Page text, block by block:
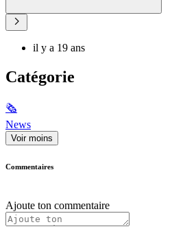
il y a 19 ans
Catégorie
🗞
News
Voir moins
Commentaires
Ajoute ton commentaire